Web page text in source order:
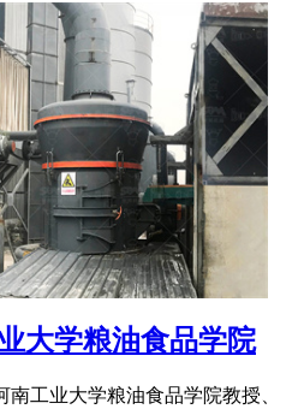
大学粮油食品学院
南工业大学粮油食品学院教授、